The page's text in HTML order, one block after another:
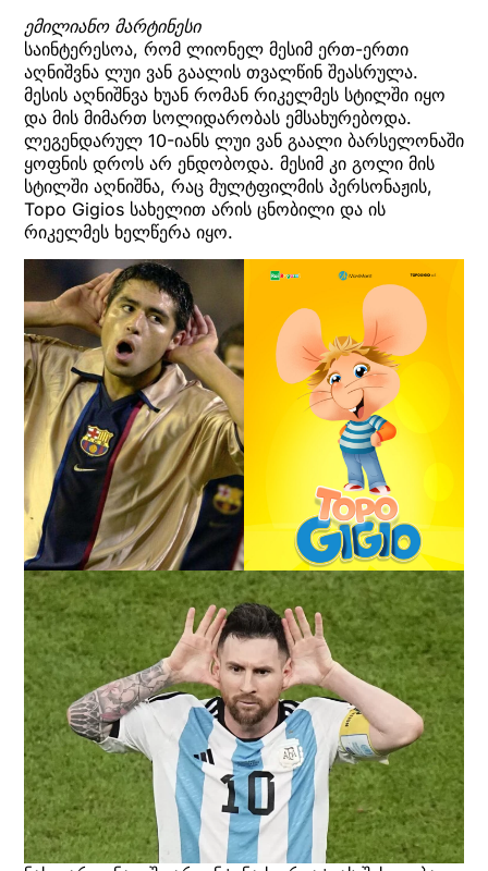
ემილიანო მარტინესი
საინტერესოა, რომ ლიონელ მესიმ ერთ-ერთი
აღნიშვნა ლუი ვან გაალის თვალწინ შეასრულა.
მესის აღნიშნვა ხუან რომან რიკელმეს სტილში იყო
და მის მიმართ სოლიდარობას ემსახურებოდა.
ლეგენდარულ 10-იანს ლუი ვან გაალი ბარსელონაში
ყოფნის დროს არ ენდობოდა. მესიმ კი გოლი მის
სტილში აღნიშნა, რაც მულტფილმის პერსონაჟის,
Topo Gigios სახელით არის ცნობილი და ის
რიკელმეს ხელწერა იყო.